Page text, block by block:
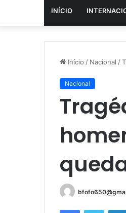
INÍCIO
Início / Nacional /
Nacional
FacebookTwitter